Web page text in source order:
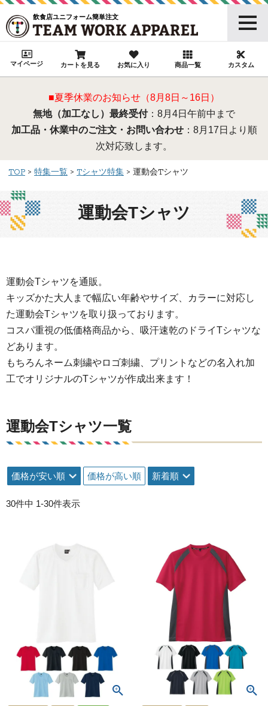
飲食店ユニフォーム簡単注文
マイページ カートを見る お気に入り 商品一覧 カスタム
■夏季休業のお知らせ（8月8日～16日）
無地（加工なし）最終受付：8月4日午前中まで
加工品・休業中のご注文・お問い合わせ：8月17日より順
次対応致します。
TOP 特集一覧 Tシャツ特集 運動会Tシャツ
運動会Tシャツ
運動会Tシャツを通販。
キッズかた大人まで幅広い年齢やサイズ、カラーに対応し
た運動会Tシャツを取り扱っております。
コスパ重視の低価格商品から、吸汗速乾のドライTシャツな
どあります。
もちろんネーム刺繍やロゴ刺繍、プリントなどの名入れ加
工でオリジナルのTシャツが作成出来ます！
運動会Tシャツ一覧
価格が安い順 価格が高い順 新着順
30件中 1-30件表示